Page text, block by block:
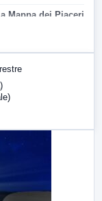
Mappa dei Piaceri